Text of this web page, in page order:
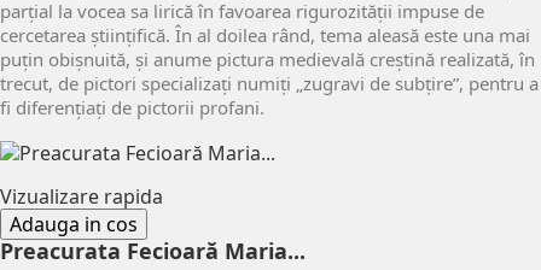
parțial la vocea sa lirică în favoarea rigurozității impuse de
cercetarea științifică. În al doilea rând, tema aleasă este una mai
puțin obișnuită, și anume pictura medievală creștină realizată, în
trecut, de pictori specializați numiți „zugravi de subțire”, pentru a
fi diferențiați de pictorii profani.
Vizualizare rapida
Adauga in cos
Preacurata Fecioară Maria...